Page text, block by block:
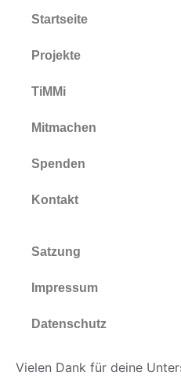
Startseite
Projekte
TiMMi
Mitmachen
Spenden
Kontakt
Satzung
Impressum
Datenschutz
Vielen Dank für deine